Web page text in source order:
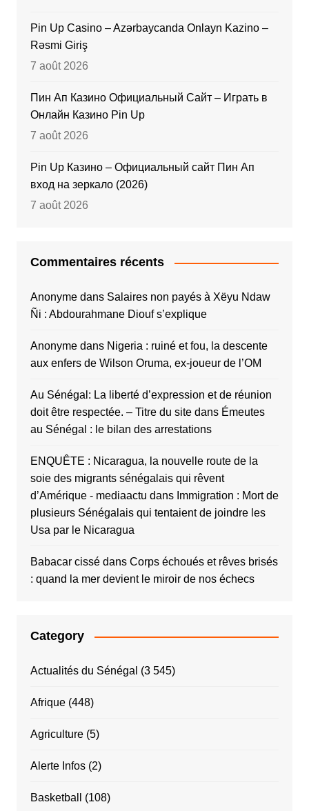
Pin Up Casino – Azərbaycanda Onlayn Kazino –
Rəsmi Giriş
7 août 2026
Пин Ап Казино Официальный Сайт – Играть в
Онлайн Казино Pin Up
7 août 2026
Pin Up Казино – Официальный сайт Пин Ап
вход на зеркало (2026)
7 août 2026
Commentaires récents
Anonymedans Salaires non payés à Xëyu Ndaw
Ñi : Abdourahmane Diouf s’explique
Anonymedans Nigeria : ruiné et fou, la descente
aux enfers de Wilson Oruma, ex-joueur de l’OM
Au Sénégal: La liberté d’expression et de réunion
doit être respectée. – Titre du sitedans Émeutes
au Sénégal : le bilan des arrestations
ENQUÊTE : Nicaragua, la nouvelle route de la
soie des migrants sénégalais qui rêvent
d’Amérique - mediaactu dans Immigration : Mort de
plusieurs Sénégalais qui tentaient de joindre les
Usa par le Nicaragua
Babacar cissédans Corps échoués et rêves brisés
: quand la mer devient le miroir de nos échecs
Category
Actualités du Sénégal (3 545)
Afrique(448)
Agriculture(5)
Alerte Infos(2)
Basketball (108)